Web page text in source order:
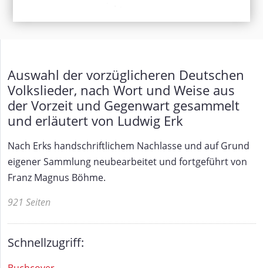
Auswahl der vorzüglicheren Deutschen
Volkslieder, nach Wort und Weise aus
der Vorzeit und Gegenwart gesammelt
und erläutert von Ludwig Erk
Nach Erks handschriftlichem Nachlasse und auf Grund
eigener Sammlung neubearbeitet und fortgeführt von
Franz Magnus Böhme.
921 Seiten
Schnellzugriff: